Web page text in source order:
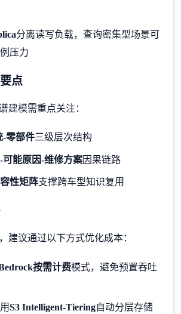
分离读写负载，查询密集型场景可
压力
点
建模需重点关注：
-零部件三级层次结构
可能原因-维修方案因果链路
性矩阵支撑跨车型知识复用
建议通过以下方式优化成本：
按需计费模式，避免预置吞吐
S3 Intelligent-Tiering自动分层存储